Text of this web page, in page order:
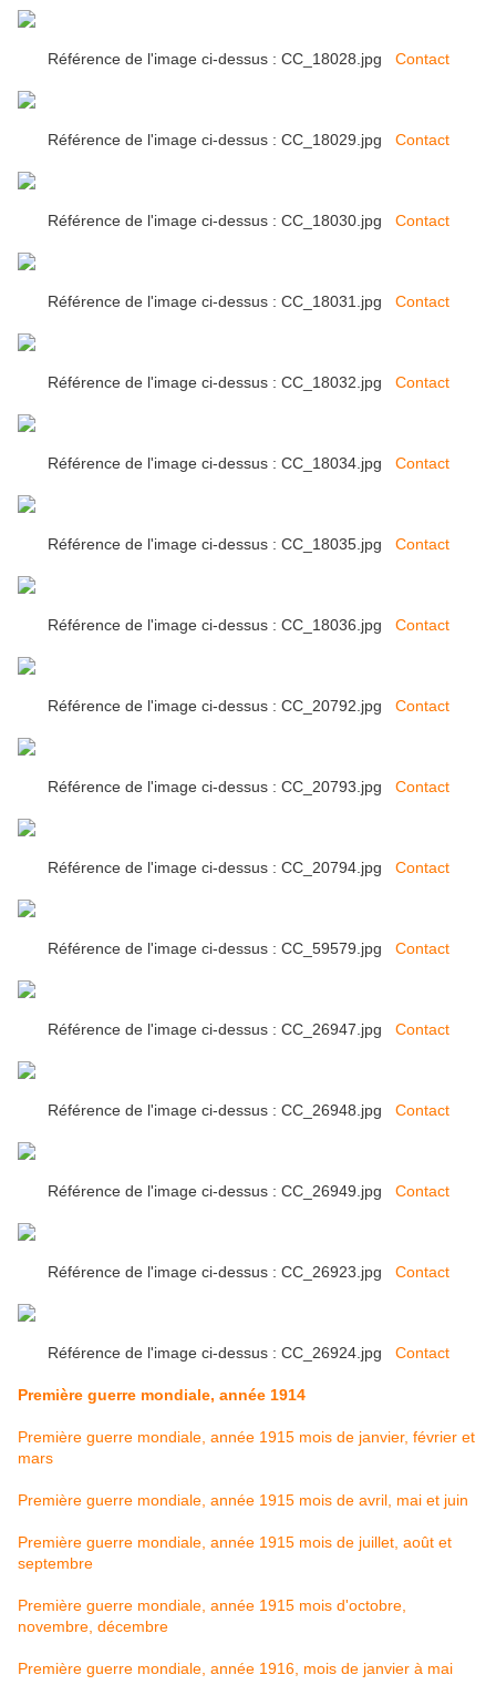
Référence de l'image ci-dessus : CC_18028.jpg Contact
Référence de l'image ci-dessus : CC_18029.jpg Contact
Référence de l'image ci-dessus : CC_18030.jpg Contact
Référence de l'image ci-dessus : CC_18031.jpg Contact
Référence de l'image ci-dessus : CC_18032.jpg Contact
Référence de l'image ci-dessus : CC_18034.jpg Contact
Référence de l'image ci-dessus : CC_18035.jpg Contact
Référence de l'image ci-dessus : CC_18036.jpg Contact
Référence de l'image ci-dessus : CC_20792.jpg Contact
Référence de l'image ci-dessus : CC_20793.jpg Contact
Référence de l'image ci-dessus : CC_20794.jpg Contact
Référence de l'image ci-dessus : CC_59579.jpg Contact
Référence de l'image ci-dessus : CC_26947.jpg Contact
Référence de l'image ci-dessus : CC_26948.jpg Contact
Référence de l'image ci-dessus : CC_26949.jpg Contact
Référence de l'image ci-dessus : CC_26923.jpg Contact
Référence de l'image ci-dessus : CC_26924.jpg Contact
Première guerre mondiale, année 1914
Première guerre mondiale, année 1915 mois de janvier, février et
mars
Première guerre mondiale, année 1915 mois de avril, mai et juin
Première guerre mondiale, année 1915 mois de juillet, août et
septembre
Première guerre mondiale, année 1915 mois d'octobre,
novembre, décembre
Première guerre mondiale, année 1916, mois de janvier à mai